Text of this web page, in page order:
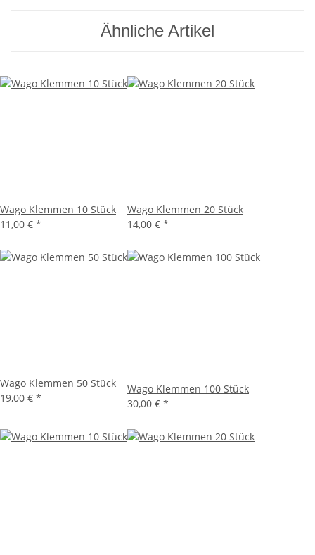
Ähnliche Artikel
Wago Klemmen 10 Stück
11,00 € *
Wago Klemmen 20 Stück
14,00 € *
Wago Klemmen 50 Stück
19,00 € *
Wago Klemmen 100 Stück
30,00 € *